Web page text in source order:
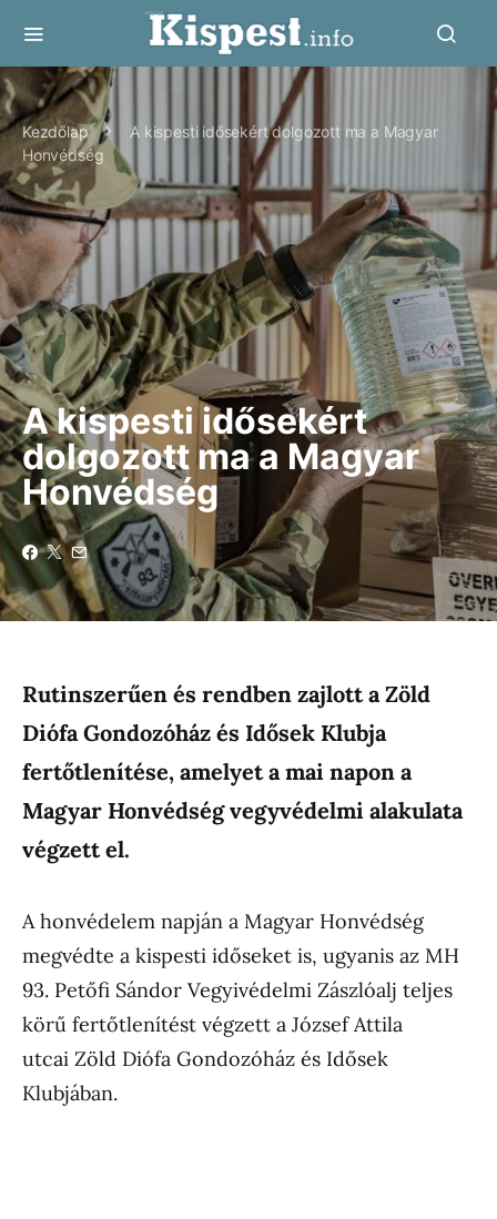
Kezdőlap
A kispesti idősekért dolgozott ma a Magyar
Honvédség
A kispesti idősekért
dolgozott ma a Magyar
Honvédség
Rutinszerűen és rendben zajlott a Zöld
Diófa Gondozóház és Idősek Klubja
fertőtlenítése, amelyet a mai napon a
Magyar Honvédség vegyvédelmi alakulata
végzett el.
A honvédelem napján a Magyar Honvédség
megvédte a kispesti időseket is, ugyanis az MH
93. Petőfi Sándor Vegyivédelmi Zászlóalj teljes
körű fertőtlenítést végzett a József Attila
utcai Zöld Diófa Gondozóház és Idősek
Klubjában.